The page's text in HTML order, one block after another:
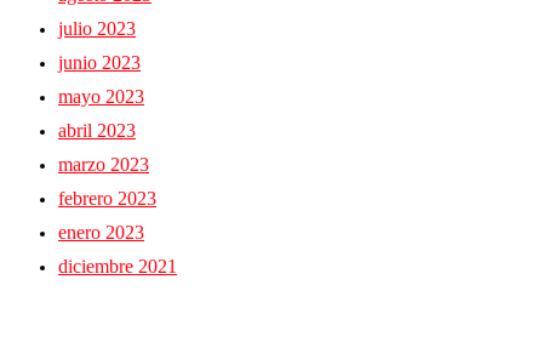
julio 2023
junio 2023
mayo 2023
abril 2023
marzo 2023
febrero 2023
enero 2023
diciembre 2021